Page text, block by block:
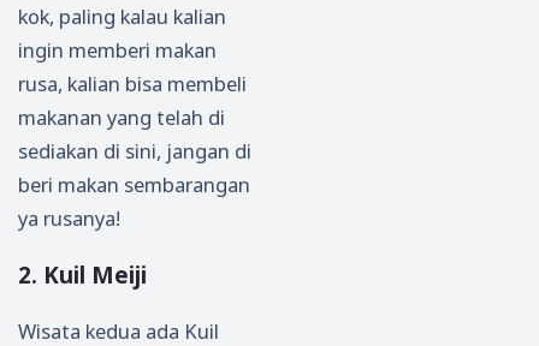
kok, paling kalau kalian
ingin memberi makan
rusa, kalian bisa membeli
makanan yang telah di
sediakan di sini, jangan di
beri makan sembarangan
ya rusanya!
2. Kuil Meiji
Wisata kedua ada Kuil